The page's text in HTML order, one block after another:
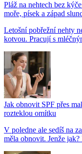
Pláž na nehtech bez
moře, písek a západ
Letošní pobřežní nehty
kotvou. Pracují s
Jak obnovit SPF přes
rozteklou omítku
V poledne ale sedíš na
měla obnovit. Jenže jak?